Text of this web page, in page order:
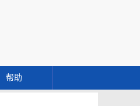
帮助